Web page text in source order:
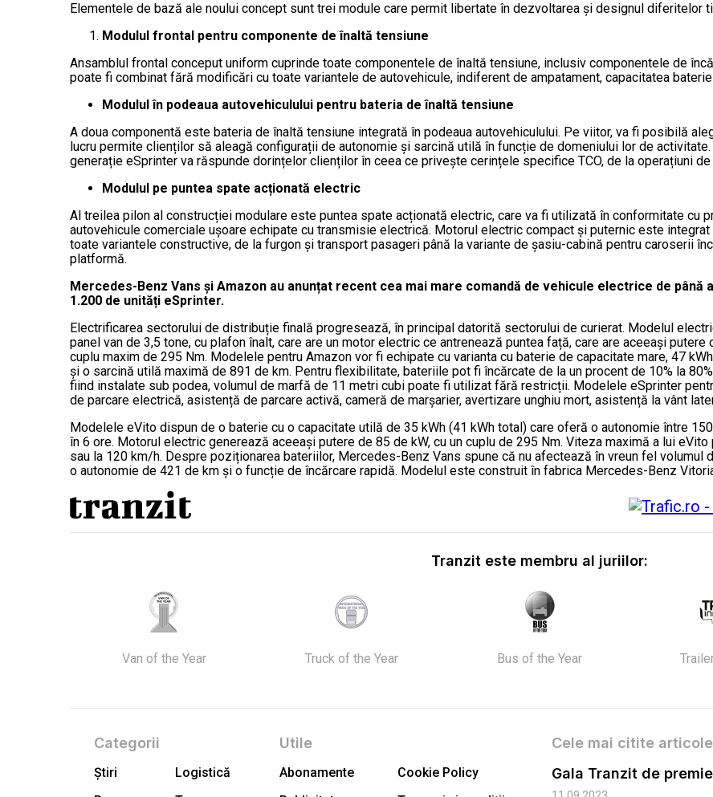
Elementele de bază ale noului concept sunt trei module care permit libertate în dezvoltarea și designul diferitelor
Modulul frontal pentru componente de înaltă tensiune
Ansamblul frontal conceput uniform cuprinde toate componentele de înaltă tensiune, inclusiv componentele de
poate fi combinat fără modificări cu toate variantele de autovehicule, indiferent de ampatament, capacitatea
Modulul în podeaua autovehiculului pentru bateria de înaltă tensiune
A doua componentă este bateria de înaltă tensiune integrată în podeaua autovehiculului. Pe viitor, va fi posibilă
lucru permite clienților să aleagă configurații de autonomie și sarcină utilă în funcție de domeniului lor de
generație eSprinter va răspunde dorințelor clienților în ceea ce privește cerințele specifice TCO, de la operațiuni
Modulul pe puntea spate acționată electric
Al treilea pilon al construcției modulare este puntea spate acționată electric, care va fi utilizată în conformitate cu
autovehicule comerciale ușoare echipate cu transmisie electrică. Motorul electric compact și puternic este
toate variantele constructive, de la furgon și transport pasageri până la variante de șasiu-cabină pentru caroserii
platformă.
Mercedes-Benz Vans și Amazon au anunțat recent cea mai mare comandă de vehicule electrice de până
1.200 de unități eSprinter.
Electrificarea sectorului de distribuție finală progresează, în principal datorită sectorului de curierat. Modelul
panel van de 3,5 tone, cu plafon înalt, care are un motor electric ce antrenează puntea față, care are aceeași
cuplu maxim de 295 Nm. Modelele pentru Amazon vor fi echipate cu varianta cu baterie de capacitate mare, 47
și o sarcină utilă maximă de 891 de km. Pentru flexibilitate, bateriile pot fi încărcate de la un procent de 10% la
fiind instalate sub podea, volumul de marfă de 11 metri cubi poate fi utilizat fără restricții. Modelele eSprinter
de parcare electrică, asistență de parcare activă, cameră de marșarier, avertizare unghiu mort, asistență la vânt
Modelele eVito dispun de o baterie cu o capacitate utilă de 35 kWh (41 kWh total) care oferă o autonomie între
în 6 ore. Motorul electric generează aceeași putere de 85 de kW, cu un cuplu de 295 Nm. Viteza maximă a lui
sau la 120 km/h. Despre poziționarea bateriilor, Mercedes-Benz Vans spune că nu afectează în vreun fel volumul
o autonomie de 421 de km și o funcție de încărcare rapidă. Modelul este construit în fabrica Mercedes-Benz
Tranzit este membru al juriilor:
Van of the Year Truck of the Year Bus of the Year
Categorii
Știri
Logistică
Utile
Abonamente
Cookie Policy
Cele mai citite articole